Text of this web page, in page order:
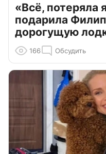
«Всё, потеряла
подарила
дорогущую
166 Обсудить